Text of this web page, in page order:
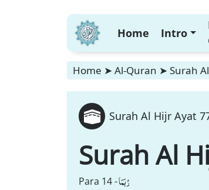
Home Intro
Home ➤ Al-Quran ➤ Surah
Surah Al Hijr Ayat
Surah Al
Para 14 -رُبَمَا